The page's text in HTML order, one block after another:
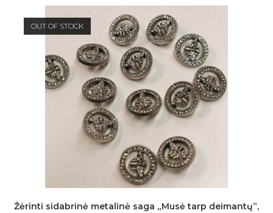
OUT OF STOCK
Žėrinti sidabrinė metalinė saga „Musė tarp deimantų”,